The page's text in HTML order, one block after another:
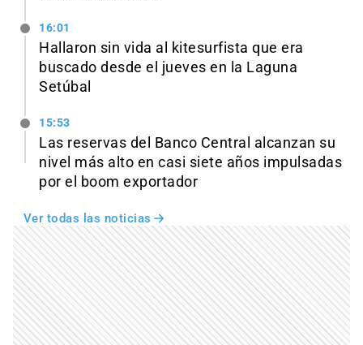
16:01
Hallaron sin vida al kitesurfista que era
buscado desde el jueves en la Laguna
Setúbal
15:53
Las reservas del Banco Central alcanzan su
nivel más alto en casi siete años impulsadas
por el boom exportador
Ver todas las noticias